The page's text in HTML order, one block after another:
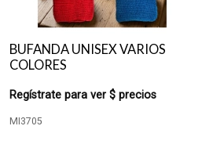
BUFANDA UNISEX VARIOS
COLORES
Regístrate para ver $ precios
MI3705